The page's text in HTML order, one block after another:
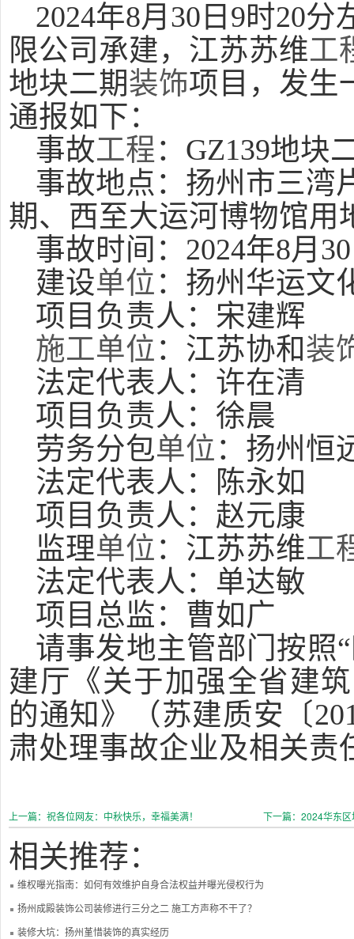
2024年8月30日9时20
限公司承建，江苏苏维工
地块二期装饰项目，发生
通报如下：
事故工程：GZ139地块
事故地点：扬州市三湾
期、西至大运河博物馆用
事故时间：2024年8月
建设单位 ：扬州华运文
项目负责人：宋建辉
施工单位 ：江苏协和装
法定代表人：许在清
项目负责人：徐晨
劳务分包单位 ：扬州恒
法定代表人：陈永如
项目负责人：赵元康
监理单位 ：江苏苏维工
法定代表人：单达敏
项目总监：曹如广
请事发地主管部门按照
建厅《关于加强全省建
的通知》（苏建质安〔
肃处理事故企业及相关责
上一篇：祝各位网友：中秋快乐，幸福美满！ 下一篇：2024华东
相关推荐：
维权曝光指南：如何有效维护自身合法权益并曝光侵权行为
扬州成殿装饰公司装修进行三分之二 施工方声称不干了？
装修大坑：扬州堇惜装饰的真实经历